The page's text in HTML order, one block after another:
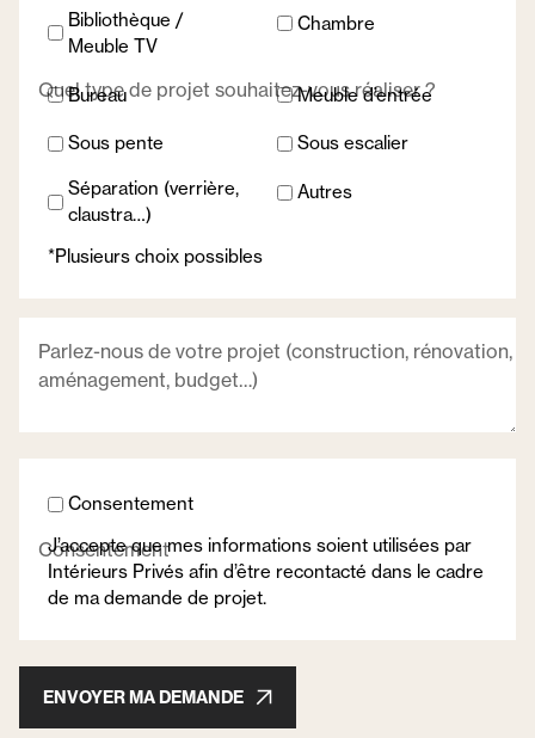
Quel type de projet souhaitez-vous réaliser ?
Bibliothèque /
Meuble TV
Chambre
Bureau Meuble d’entrée
Sous pente
Sous escalier
Séparation (verrière,
claustra…)
Autres
*Plusieurs choix possibles
Parlez-nous de votre projet (construction, rénovation,
aménagement, budget…)
Consentement
Consentement
J’accepte que mes informations soient utilisées par
Intérieurs Privés afin d’être recontacté dans le cadre
de ma demande de projet.
ENVOYER MA DEMANDE